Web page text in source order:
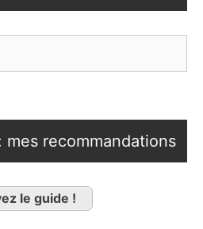
mes recommandations
le guide !